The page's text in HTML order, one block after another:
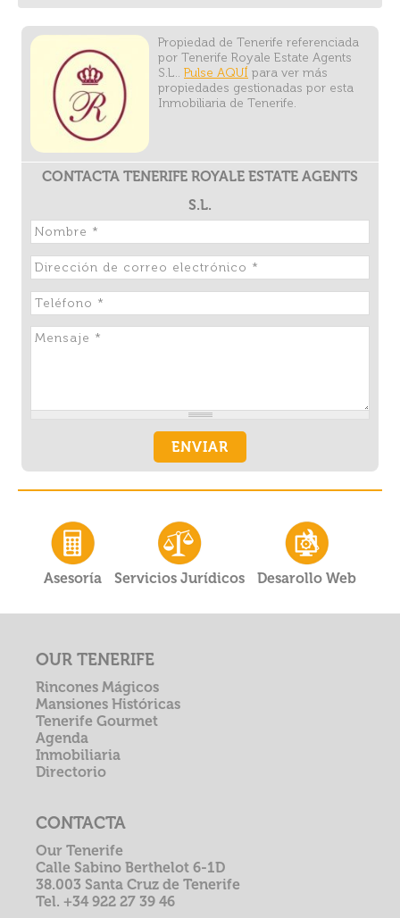
Propiedad de Tenerife referenciada
por Tenerife Royale Estate Agents
S.L.. Pulse AQUÍ para ver más
propiedades gestionadas por esta
Inmobiliaria de Tenerife.
CONTACTA TENERIFE ROYALE ESTATE AGENTS
S.L.
Asesoría Servicios Jurídicos Desarollo Web
OUR TENERIFE
Rincones Mágicos
Mansiones Históricas
Tenerife Gourmet
Agenda
Inmobiliaria
Directorio
CONTACTA
Our Tenerife
Calle Sabino Berthelot 6-1D
38.003 Santa Cruz de Tenerife
Tel. +34 922 27 39 46